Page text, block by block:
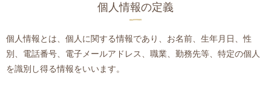
個人情報の定義
個人情報とは、個人に関する情報であり、お名前、生年月日、性
別、電話番号、電子メールアドレス、職業、勤務先等、特定の個人
を識別し得る情報をいいます。